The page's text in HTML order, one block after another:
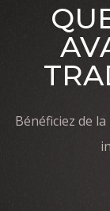
Bénéficiez de